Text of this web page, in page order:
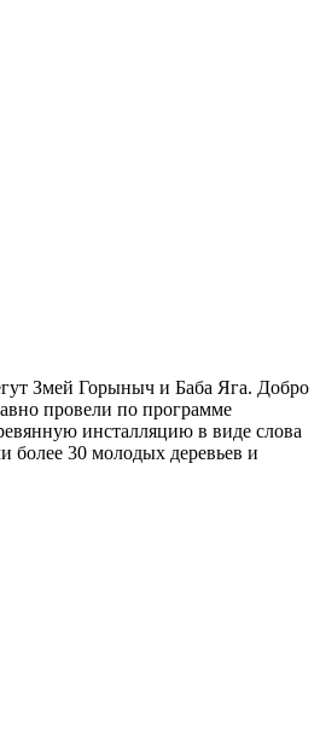
Змей Горыныч и Баба Яга. Добро
провели по программе
инсталляцию в виде слова
более 30 молодых деревьев и